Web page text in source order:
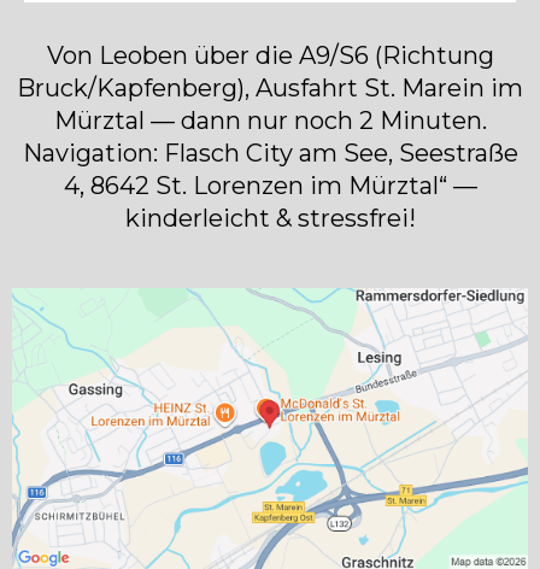
Von Leoben über die A9/S6 (Richtung
Bruck/Kapfenberg), Ausfahrt St. Marein im
Mürztal — dann nur noch 2 Minuten.
Navigation: Flasch City am See, Seestraße
4, 8642 St. Lorenzen im Mürztal“ —
kinderleicht & stressfrei!